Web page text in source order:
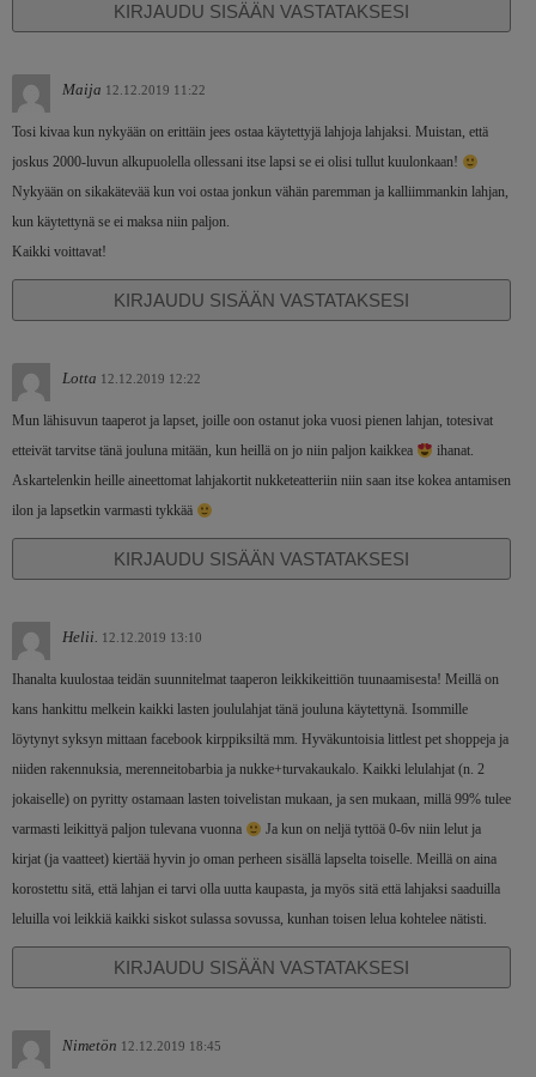
KIRJAUDU SISÄÄN VASTATAKSESI
Maija 12.12.2019 11:22
Tosi kivaa kun nykyään on erittäin jees ostaa käytettyjä lahjoja lahjaksi. Muistan, että
joskus 2000-luvun alkupuolella ollessani itse lapsi se ei olisi tullut kuulonkaan!
Nykyään on sikakätevää kun voi ostaa jonkun vähän paremman ja kalliimmankin lahjan,
kun käytettynä se ei maksa niin paljon.
Kaikki voittavat!
KIRJAUDU SISÄÄN VASTATAKSESI
Lotta 12.12.2019 12:22
Mun lähisuvun taaperot ja lapset, joille oon ostanut joka vuosi pienen lahjan, totesivat
etteivät tarvitse tänä jouluna mitään, kun heillä on jo niin paljon kaikkea
ihanat.
Askartelenkin heille aineettomat lahjakortit nukketeatteriin niin saan itse kokea antamisen
ilon ja lapsetkin varmasti tykkää
KIRJAUDU SISÄÄN VASTATAKSESI
Helii. 12.12.2019 13:10
Ihanalta kuulostaa teidän suunnitelmat taaperon leikkikeittiön tuunaamisesta! Meillä on
kans hankittu melkein kaikki lasten joululahjat tänä jouluna käytettynä. Isommille
löytynyt syksyn mittaan facebook kirppiksiltä mm. Hyväkuntoisia littlest pet shoppeja ja
niiden rakennuksia, merenneitobarbia ja nukke+turvakaukalo. Kaikki lelulahjat (n. 2
jokaiselle) on pyritty ostamaan lasten toivelistan mukaan, ja sen mukaan, millä 99% tulee
varmasti leikittyä paljon tulevana vuonna
Ja kun on neljä tyttöä 0-6v niin lelut ja
kirjat (ja vaatteet) kiertää hyvin jo oman perheen sisällä lapselta toiselle. Meillä on aina
korostettu sitä, että lahjan ei tarvi olla uutta kaupasta, ja myös sitä että lahjaksi saaduilla
leluilla voi leikkiä kaikki siskot sulassa sovussa, kunhan toisen lelua kohtelee nätisti.
KIRJAUDU SISÄÄN VASTATAKSESI
Nimetön 12.12.2019 18:45